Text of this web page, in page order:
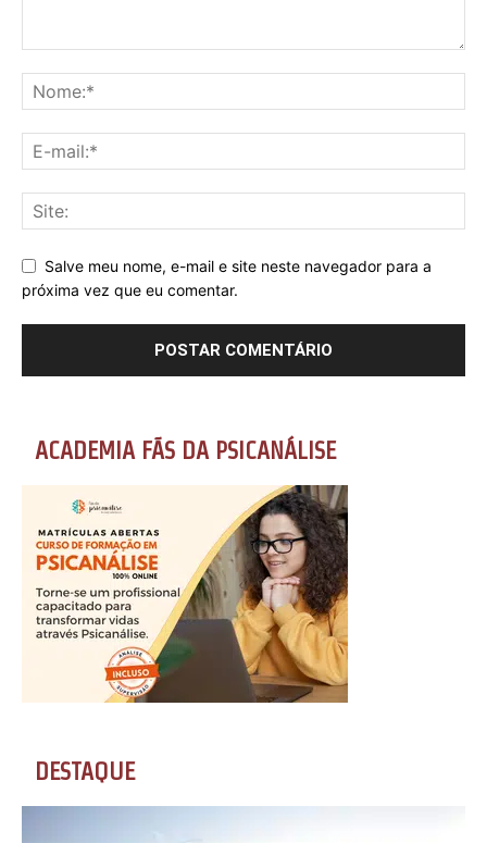
Salve meu nome, e-mail e site neste navegador para a
próxima vez que eu comentar.
ACADEMIA FÃS DA PSICANÁLISE
DESTAQUE